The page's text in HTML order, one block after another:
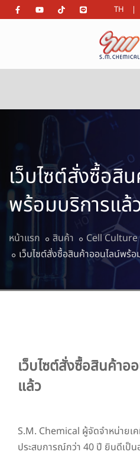
TH |
เว็บไซต์สั่งซื้อสิ
พร้อมบริการแล้
หน้าแรก สินค้า
Cell
เว็บไซต์สั่งซื้อสินค้าออนไลน์พร้
เว็บไซต์สั่งซื้อสินค้าอ
แล้ว
S.M. Chemical ผู้จัดจำหน่าย
ประสบการณ์กว่า 40 ปี ยินดีเป็น